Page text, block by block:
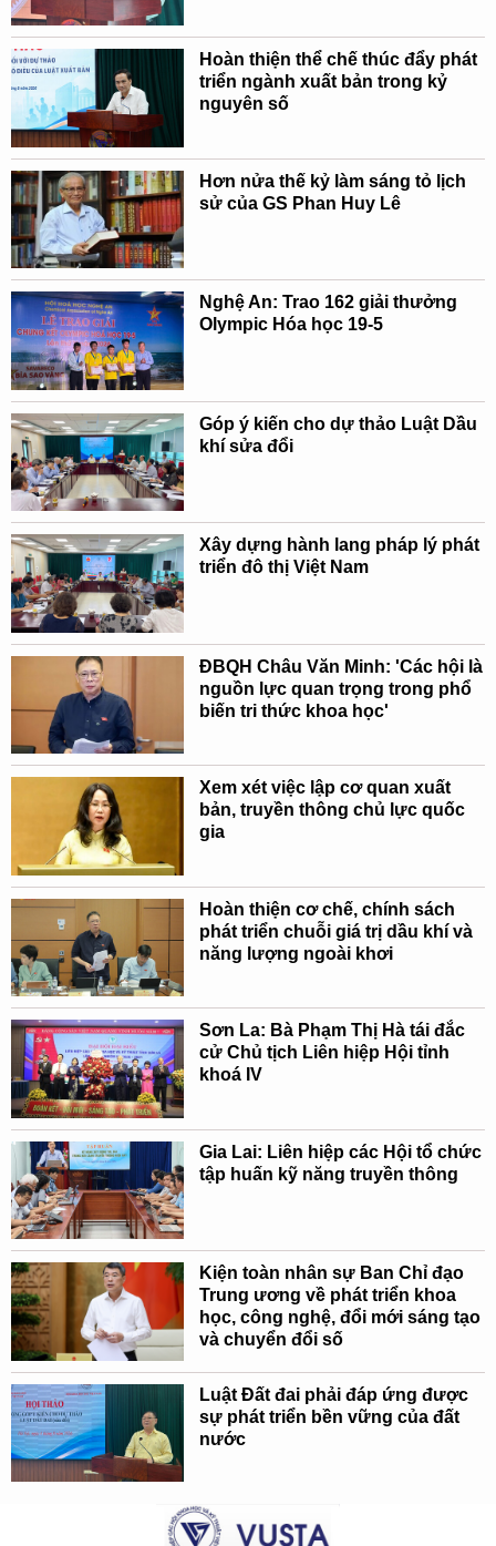
Hoàn thiện thể chế thúc đẩy phát
triển ngành xuất bản trong kỷ
nguyên số
Hơn nửa thế kỷ làm sáng tỏ lịch
sử của GS Phan Huy Lê
Nghệ An: Trao 162 giải thưởng
Olympic Hóa học 19-5
Góp ý kiến cho dự thảo Luật Dầu
khí sửa đổi
Xây dựng hành lang pháp lý phát
triển đô thị Việt Nam
ĐBQH Châu Văn Minh: 'Các hội là
nguồn lực quan trọng trong phổ
biến tri thức khoa học'
Xem xét việc lập cơ quan xuất
bản, truyền thông chủ lực quốc
gia
Hoàn thiện cơ chế, chính sách
phát triển chuỗi giá trị dầu khí và
năng lượng ngoài khơi
Sơn La: Bà Phạm Thị Hà tái đắc
cử Chủ tịch Liên hiệp Hội tỉnh
khoá IV
Gia Lai: Liên hiệp các Hội tổ chức
tập huấn kỹ năng truyền thông
Kiện toàn nhân sự Ban Chỉ đạo
Trung ương về phát triển khoa
học, công nghệ, đổi mới sáng tạo
và chuyển đổi số
Luật Đất đai phải đáp ứng được
sự phát triển bền vững của đất
nước